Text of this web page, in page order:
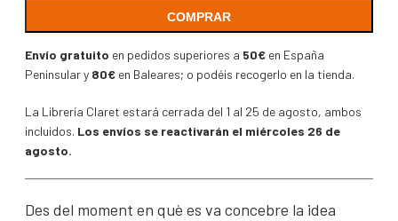
COMPRAR
Envío gratuito en pedidos superiores a 50€ en España
Peninsular y 80€ en Baleares; o podéis recogerlo en la tienda.
La Librería Claret estará cerrada del 1 al 25 de agosto, ambos
incluidos. Los envíos se reactivarán el miércoles 26 de
agosto.
Des del moment en què es va concebre la idea